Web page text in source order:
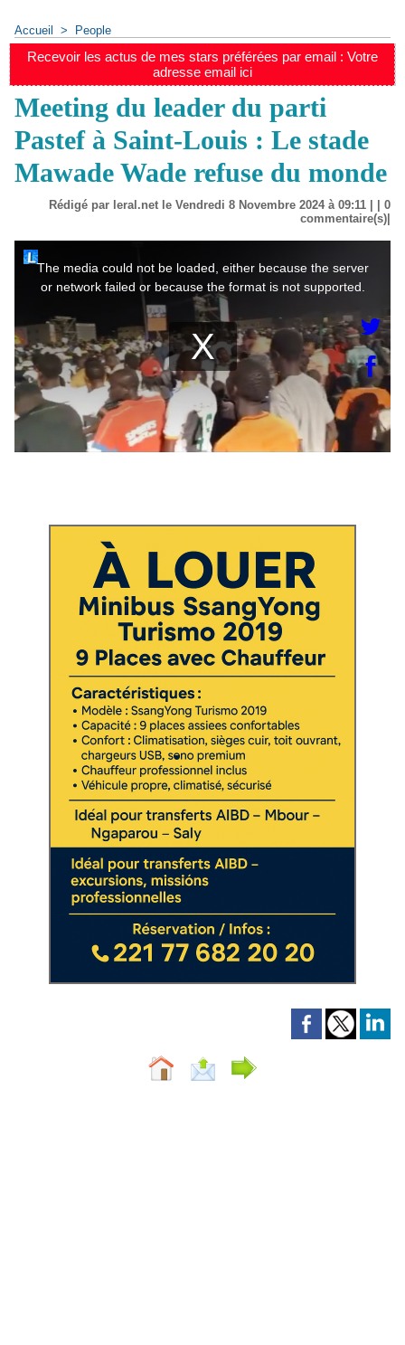
Accueil > People
Recevoir les actus de mes stars préférées par email : Votre
adresse email ici
Meeting du leader du parti
Pastef à Saint-Louis : Le stade
Mawade Wade refuse du monde
Rédigé par leral.net le Vendredi 8 Novembre 2024 à 09:11 | | 0
commentaire(s)|